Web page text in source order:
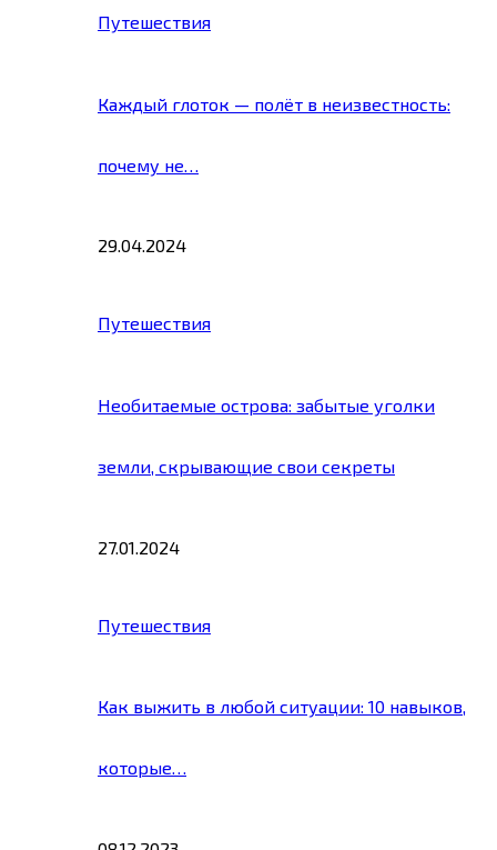
Путешествия
Каждый глоток — полёт в неизвестность:
почему не…
29.04.2024
Путешествия
Необитаемые острова: забытые уголки
земли, скрывающие свои секреты
27.01.2024
Путешествия
Как выжить в любой ситуации: 10 навыков,
которые…